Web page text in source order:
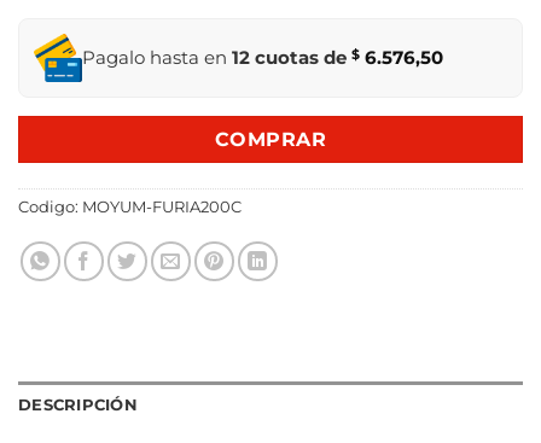
Pagalo hasta en 12 cuotas de $ 6.576,50
COMPRAR
Codigo: MOYUM-FURIA200C
DESCRIPCIÓN